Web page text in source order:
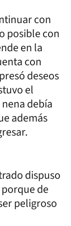
con
posible con
en la
con
deseos
el
debía
además
dispuso
de
peligroso